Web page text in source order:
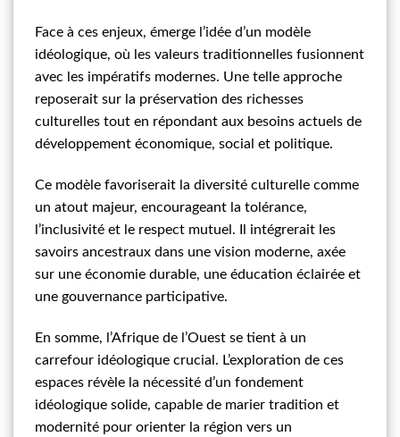
Face à ces enjeux, émerge l’idée d’un modèle
idéologique, où les valeurs traditionnelles fusionnent
avec les impératifs modernes. Une telle approche
reposerait sur la préservation des richesses
culturelles tout en répondant aux besoins actuels de
développement économique, social et politique.
Ce modèle favoriserait la diversité culturelle comme
un atout majeur, encourageant la tolérance,
l’inclusivité et le respect mutuel. Il intégrerait les
savoirs ancestraux dans une vision moderne, axée
sur une économie durable, une éducation éclairée et
une gouvernance participative.
En somme, l’Afrique de l’Ouest se tient à un
carrefour idéologique crucial. L’exploration de ces
espaces révèle la nécessité d’un fondement
idéologique solide, capable de marier tradition et
modernité pour orienter la région vers un